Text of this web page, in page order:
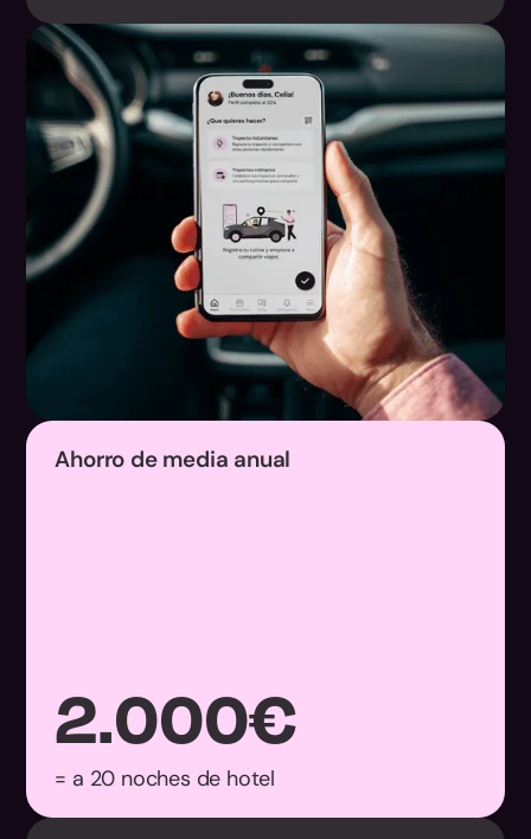
Ahorro de media anual
2.000€
= a 20 noches de hotel